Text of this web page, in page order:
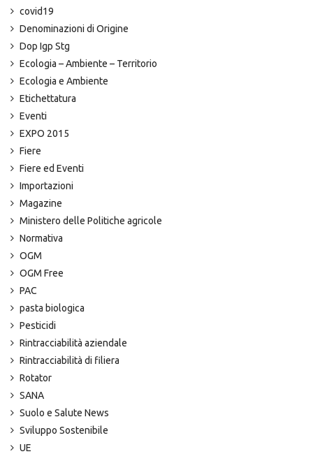
covid19
Denominazioni di Origine
Dop Igp Stg
Ecologia – Ambiente – Territorio
Ecologia e Ambiente
Etichettatura
Eventi
EXPO 2015
Fiere
Fiere ed Eventi
Importazioni
Magazine
Ministero delle Politiche agricole
Normativa
OGM
OGM Free
PAC
pasta biologica
Pesticidi
Rintracciabilità aziendale
Rintracciabilità di filiera
Rotator
SANA
Suolo e Salute News
Sviluppo Sostenibile
UE